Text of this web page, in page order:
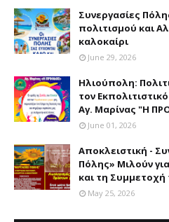
Συνεργασίες
πολιτισμού και
καλοκαίρι
June 29, 2026
Ηλιούπολη:
τον
Αγ. Μαρίνας "Η
June 01, 2026
Αποκλειστική -
Πόλης» Μιλούν
και τη
May 25, 2026